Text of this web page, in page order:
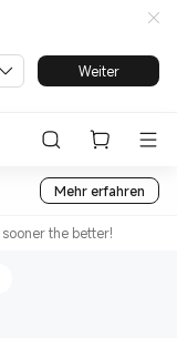
Weiter
Mehr erfahren
sooner the better!